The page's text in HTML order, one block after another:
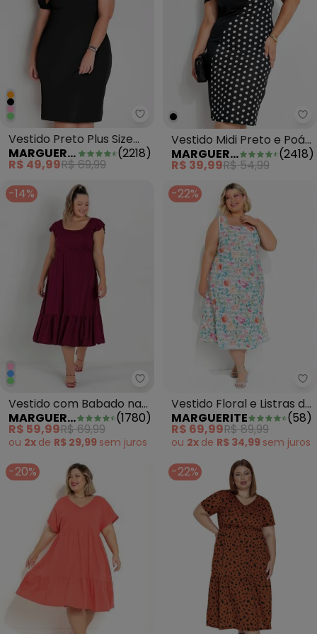
Marguerite - Vestido Preto Plus
Vestido Preto Plus Size
com Mangas Princesa
MARGUERITE (2218)
R$ 49,99R$ 69,99
Vestido Midi Preto e Poá
Plus Size
MARGUERITE (2418)
R$ 39,99R$ 54,99
-14%
Marguerite - Vestido com
Vestido com Babado nas
Mangas Bordô Plus Size
MARGUERITE (1780)
R$ 59,99R$ 69,99
ou 2x de R$ 29,99 sem juros
-22%
Vestido Floral e Listras de
Saia Ampla Plus Size
MARGUERITE (58)
R$ 69,99R$ 89,99
ou 2x de R$ 34,99 sem juros
-20% -22%